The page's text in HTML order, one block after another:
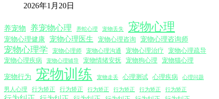
2026年1月20日
养宠物 养宠物心理 养蛇心理 宠物丢失 宠物心理
宠物心理健康 宠物心理医生 宠物心理咨询 宠物心理咨询师
宠物心理学 宠物心理师 宠物心理沟通 宠物心理治疗
宠物心理疏导
宠物心理疾病
宠物心理辅导 宠物情绪安抚 宠物狗心理 宠物猫心理
宠物行为 宠物训练 宠物走丢 心理测试 心理疾病 心理问题
男人心理 行为矫正 行为矫正 行为矫正 行为矫正 行为矫正 行为矫正